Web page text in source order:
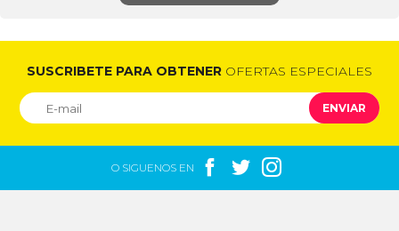
SUSCRIBETE PARA OBTENER OFERTAS ESPECIALES
ENVIAR
O SIGUENOS EN   